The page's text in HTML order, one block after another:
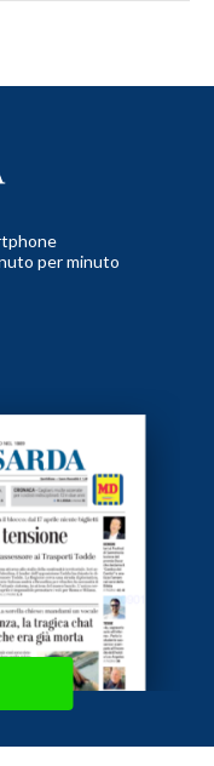
per minuto